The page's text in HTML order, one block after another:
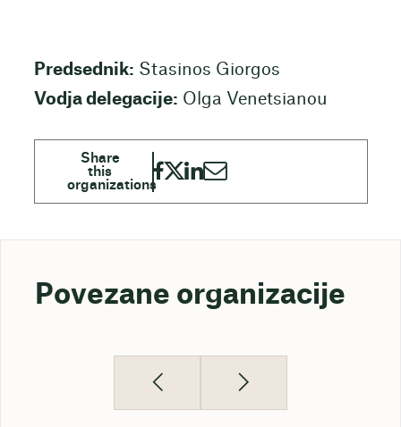
Predsednik: Stasinos Giorgos
Vodja delegacije: Olga Venetsianou
Povezane organizacije